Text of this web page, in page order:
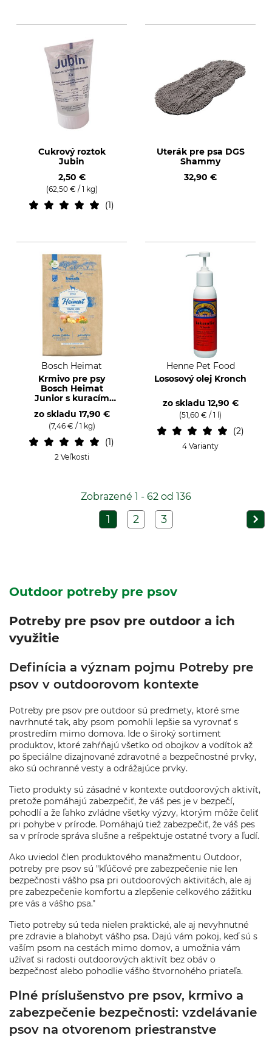
Cukrový roztok
Jubin
2,50 €
(62,50 € / 1 kg)
1
Uterák pre psa DGS
Shammy
32,90 €
Bosch Heimat
Krmivo pre psy
Bosch Heimat
Junior s kuracím
mäsom s označením
Tierwohl
zo skladu 17,90 €
(7,46 € / 1 kg)
1
2 Veľkosti
Henne Pet Food
Lososový olej Kronch
zo skladu 12,90 €
(51,60 € / 1 l)
2
4 Varianty
Zobrazené 1 - 62 od 136
1 2 3
Outdoor potreby pre psov
Potreby pre psov pre outdoor a ich
využitie
Definícia a význam pojmu Potreby pre
psov v outdoorovom kontexte
Potreby pre psov pre outdoor sú predmety, ktoré sme
navrhnuté tak, aby psom pomohli lepšie sa vyrovnať s
prostredím mimo domova. Ide o široký sortiment
produktov, ktoré zahŕňajú všetko od obojkov a vodítok až
po špeciálne dizajnované zdravotné a bezpečnostné prvky,
ako sú ochranné vesty a odrážajúce prvky.
Tieto produkty sú zásadné v kontexte outdoorových aktivít,
pretože pomáhajú zabezpečiť, že váš pes je v bezpečí,
pohodlí a že ľahko zvládne všetky výzvy, ktorým môže čeliť
pri pohybe v prírode. Pomáhajú tiež zabezpečiť, že váš pes
sa v prírode správa slušne a rešpektuje ostatné tvory a ľudí.
Ako uviedol člen produktového manažmentu Outdoor,
potreby pre psov sú "kľúčové pre zabezpečenie nie len
bezpečnosti vášho psa pri outdoorových aktivitách, ale aj
pre zabezpečenie komfortu a zlepšenie celkového zážitku
pre vás a vášho psa."
Tieto potreby sú teda nielen praktické, ale aj nevyhnutné
pre zdravie a blahobyt vášho psa. Dajú vám pokoj, keď sú s
vaším psom na cestách mimo domov, a umožnia vám
užívať si radosti outdoorových aktivít bez obáv o
bezpečnosť alebo pohodlie vášho štvornohého priateľa.
Plné príslušenstvo pre psov, krmivo a
zabezpečenie bezpečnosti: vzdelávanie
psov na otvorenom priestranstve